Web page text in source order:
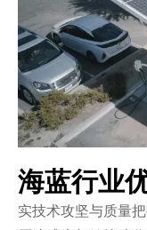
海蓝行业
实技术攻坚与质量